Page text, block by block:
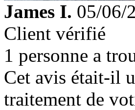
James I. 05/06/
Client vérifié
1 personne a
Cet avis était-il
traitement de